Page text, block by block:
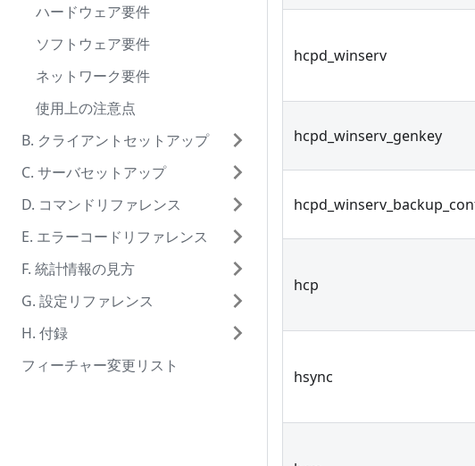
ハードウェア要件
ソフトウェア要件
ネットワーク要件
使用上の注意点
B. クライアントセットアップ
C. サーバセットアップ
D. コマンドリファレンス
E. エラーコードリファレンス
F. 統計情報の見方
G. 設定リファレンス
H. 付録
フィーチャー変更リスト
hcpd_winserv
hcpd_winserv_genkey
hcp
hsync